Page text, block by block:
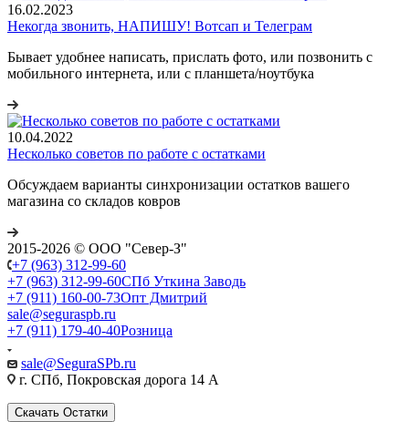
16.02.2023
Некогда звонить, НАПИШУ! Вотсап и Телеграм
Бывает удобнее написать, прислать фото, или позвонить с
мобильного интернета, или с планшета/ноутбука
10.04.2022
Несколько советов по работе с остатками
Обсуждаем варианты синхронизации остатков вашего
магазина со складов ковров
2015-2026 © ООО "Север-З"
+7 (963) 312-99-60
+7 (963) 312-99-60СПб Уткина Заводь
+7 (911) 160-00-73Опт Дмитрий
sale@seguraspb.ru
+7 (911) 179-40-40Розница
sale@SeguraSPb.ru
г. СПб, Покровская дорога 14 А
Скачать Остатки